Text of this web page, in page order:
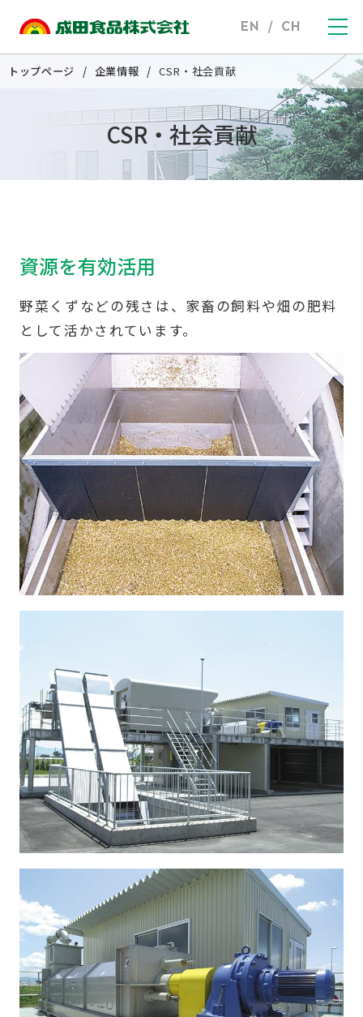
EN / CH
トップページ 企業情報 CSR・社会貢献
CSR・社会貢献
資源を有効活用
野菜くずなどの残さは、家畜の飼料や畑の肥料
として活かされています。